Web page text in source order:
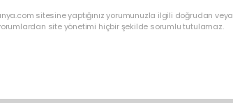
sitesine yaptığınız yorumunuzla ilgili doğrudan veya
site yönetimi hiçbir şekilde sorumlu tutulamaz.